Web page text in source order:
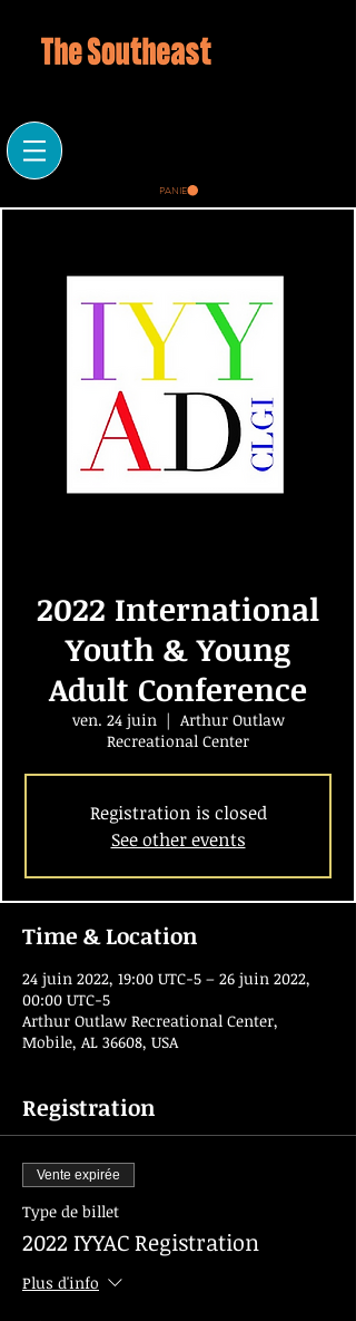
PANIER
2022 International
Youth & Young
Adult Conference
ven. 24 juin
  |
Arthur Outlaw
Recreational Center
Registration is closed
See other events
Time & Location
24 juin 2022, 19:00 UTC−5 – 26 juin 2022,
00:00 UTC−5
Arthur Outlaw Recreational Center,
Mobile, AL 36608, USA
Registration
Vente expirée
Type de billet
2022 IYYAC Registration
Plus d'info